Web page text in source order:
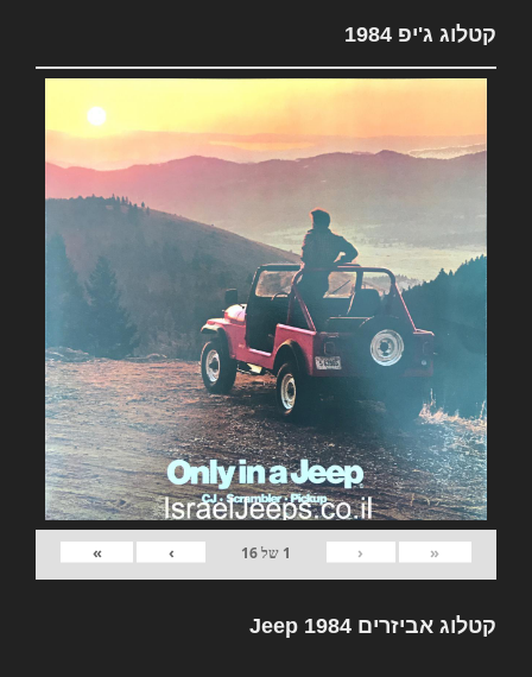
קטלוג ג'יפ 1984
«
‹
1 של16
›
»
קטלוג אביזרים Jeep 1984